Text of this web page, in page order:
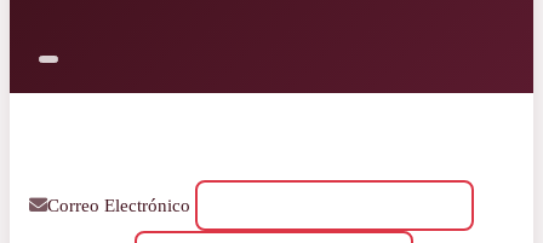
Correo Electrónico